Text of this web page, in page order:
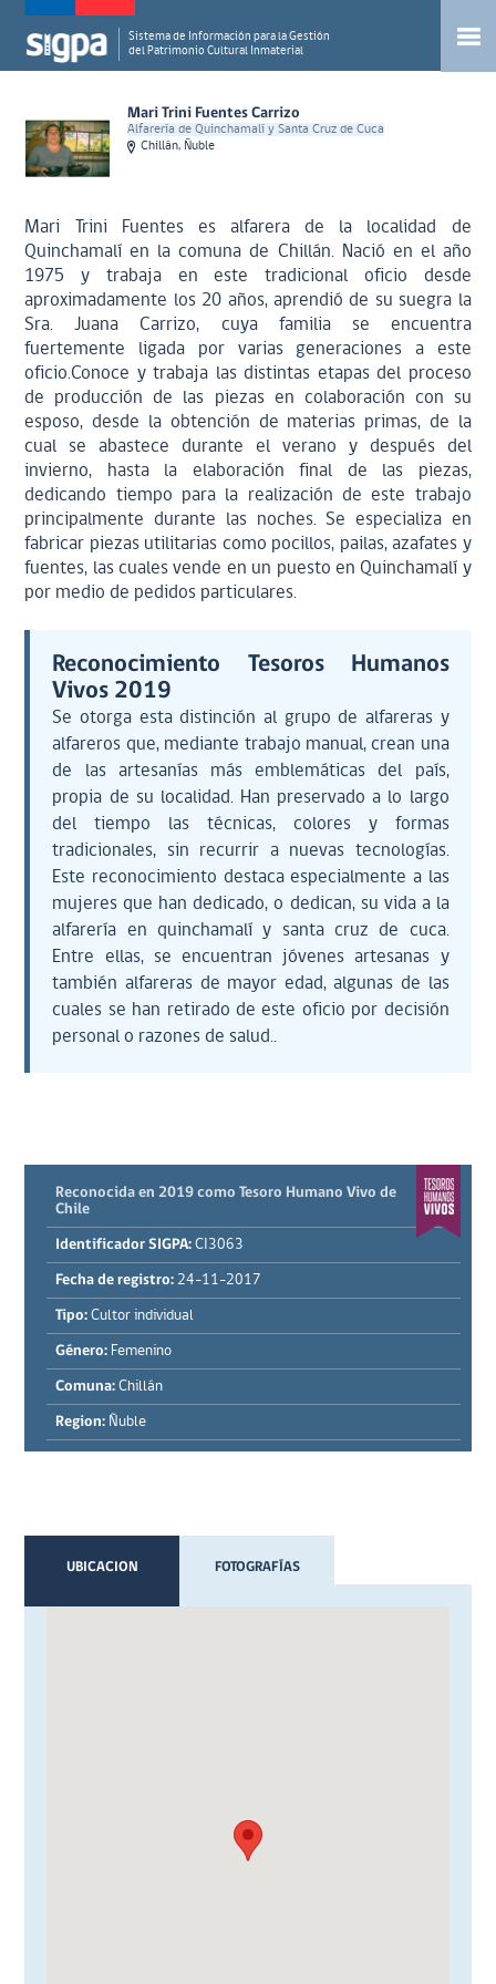
Sistema de Información para la Gestión
del Patrimonio Cultural Inmaterial
Mari Trini Fuentes Carrizo
Alfarería de Quinchamalí y Santa Cruz de Cuca
Chillán, Ñuble
Mari Trini Fuentes es alfarera de la localidad de
Quinchamalí en la comuna de Chillán. Nació en el año
1975 y trabaja en este tradicional oficio desde
aproximadamente los 20 años, aprendió de su suegra la
Sra. Juana Carrizo, cuya familia se encuentra
fuertemente ligada por varias generaciones a este
oficio.Conoce y trabaja las distintas etapas del proceso
de producción de las piezas en colaboración con su
esposo, desde la obtención de materias primas, de la
cual se abastece durante el verano y después del
invierno, hasta la elaboración final de las piezas,
dedicando tiempo para la realización de este trabajo
principalmente durante las noches. Se especializa en
fabricar piezas utilitarias como pocillos, pailas, azafates y
fuentes, las cuales vende en un puesto en Quinchamalí y
por medio de pedidos particulares.
Reconocimiento Tesoros Humanos
Vivos 2019
Se otorga esta distinción al grupo de alfareras y
alfareros que, mediante trabajo manual, crean una
de las artesanías más emblemáticas del país,
propia de su localidad. Han preservado a lo largo
del tiempo las técnicas, colores y formas
tradicionales, sin recurrir a nuevas tecnologías.
Este reconocimiento destaca especialmente a las
mujeres que han dedicado, o dedican, su vida a la
alfarería en quinchamalí y santa cruz de cuca.
Entre ellas, se encuentran jóvenes artesanas y
también alfareras de mayor edad, algunas de las
cuales se han retirado de este oficio por decisión
personal o razones de salud..
Reconocida en 2019 como Tesoro Humano Vivo de
Chile
Identificador SIGPA: CI3063
Fecha de registro: 24-11-2017
Tipo: Cultor individual
Género: Femenino
Comuna: Chillán
Region: Ñuble
UBICACION FOTOGRAFÍAS